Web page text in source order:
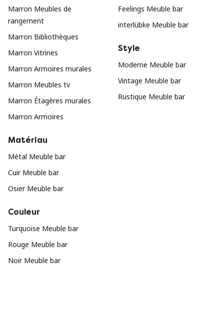
Marron Meubles de
rangement
Marron Bibliothèques
Marron Vitrines
Marron Armoires murales
Marron Meubles tv
Marron Étagères murales
Marron Armoires
Feelings Meuble bar
interlübke Meuble bar
Style
Moderne Meuble bar
Vintage Meuble bar
Rustique Meuble bar
Matériau
Métal Meuble bar
Cuir Meuble bar
Osier Meuble bar
Couleur
Turquoise Meuble bar
Rouge Meuble bar
Noir Meuble bar